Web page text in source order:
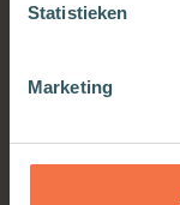
Statistieken
Marketing